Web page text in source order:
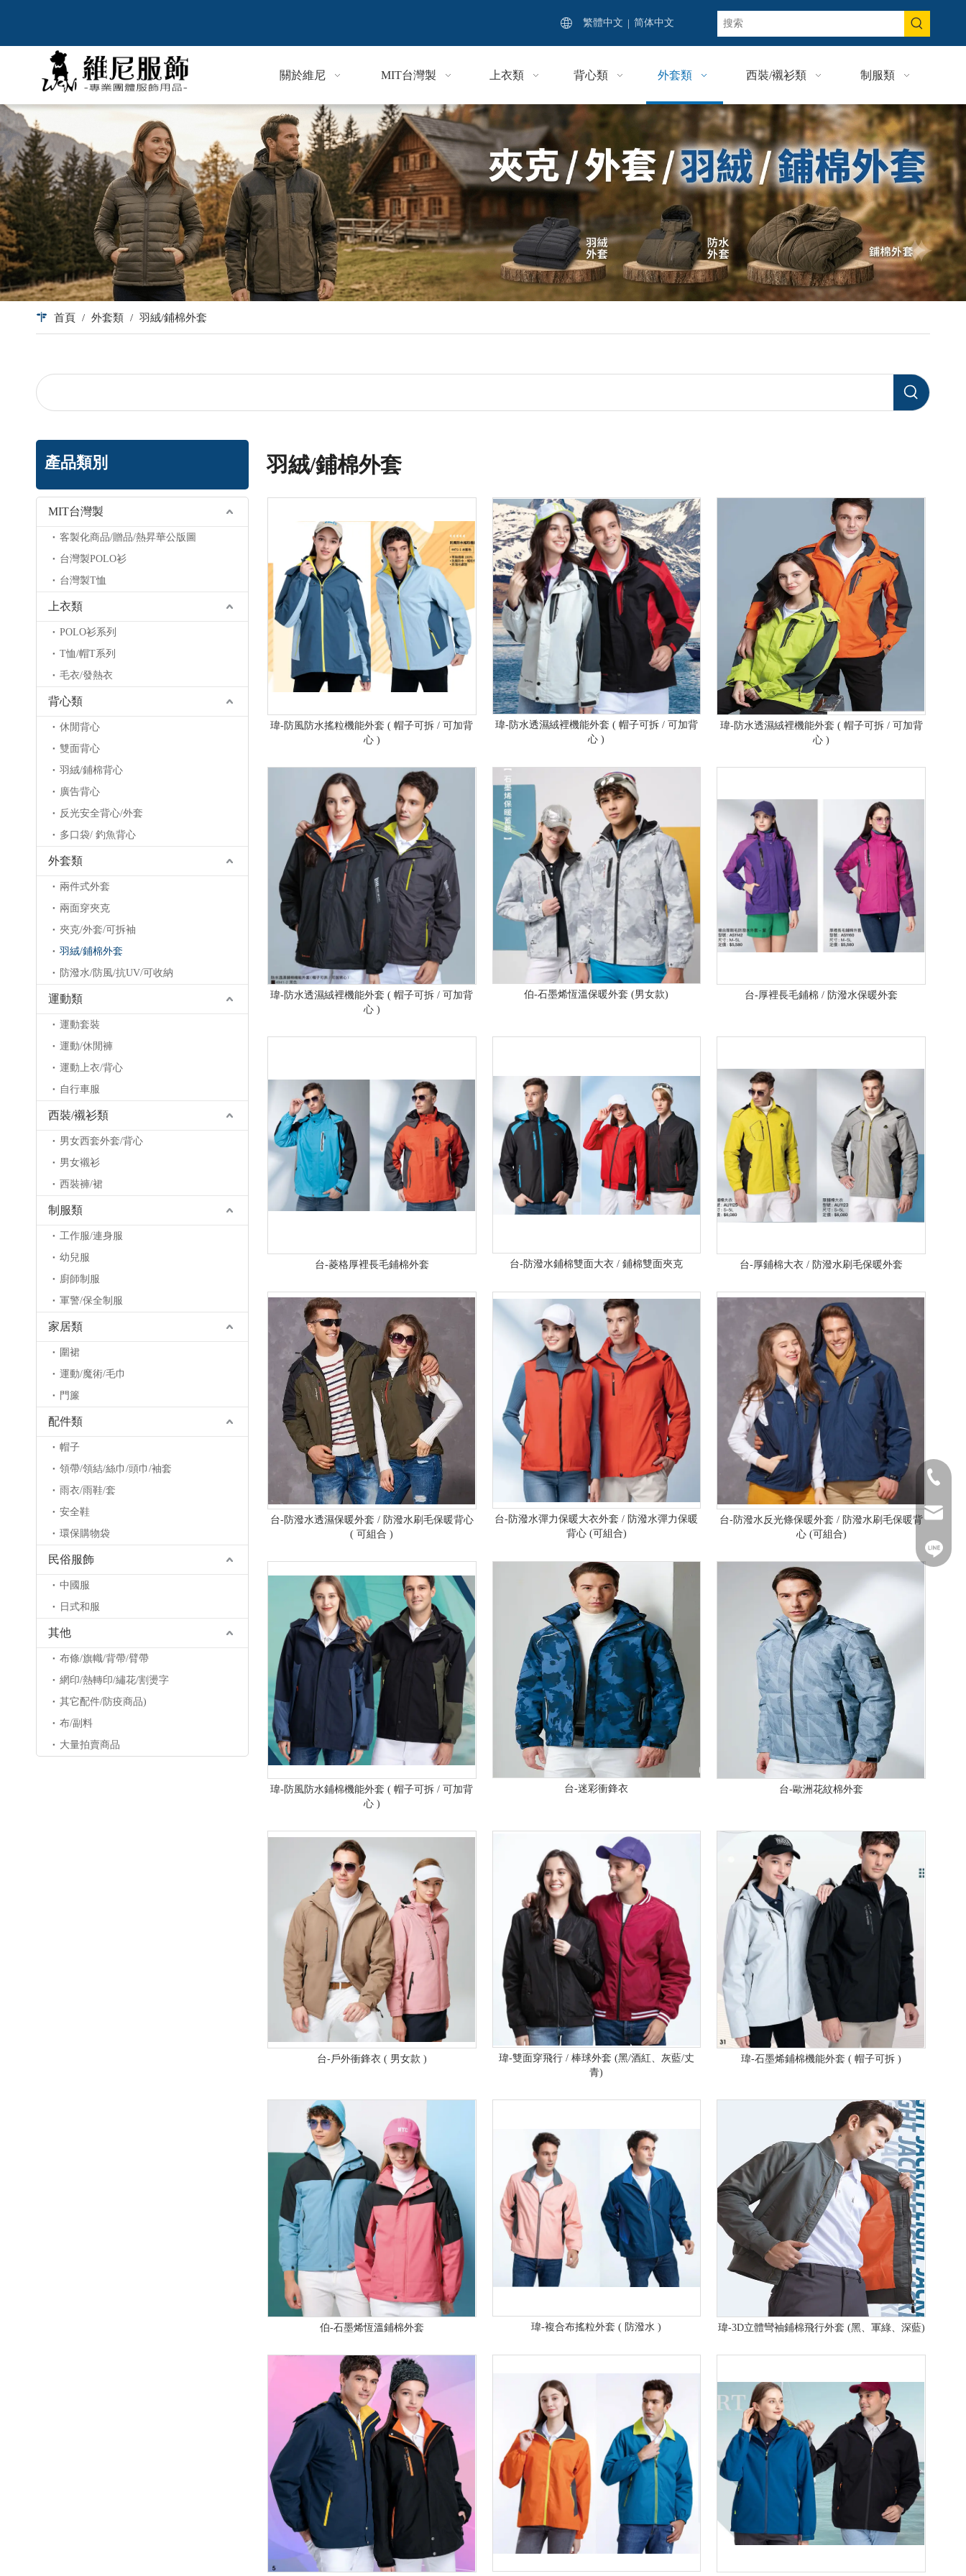
繁體中文 | 简体中文
關於維尼 MIT台灣製 上衣類 背心類 外套類 西裝/襯衫類 制服類
首頁 / 外套類 / 羽絨/鋪棉外套
產品類別
MIT台灣製
客製化商品/贈品/熱昇華公版圖
台灣製POLO衫
台灣製T恤
上衣類
POLO衫系列
T恤/帽T系列
毛衣/發熱衣
背心類
休閒背心
雙面背心
羽絨/鋪棉背心
廣告背心
反光安全背心/外套
多口袋/ 釣魚背心
外套類
兩件式外套
兩面穿夾克
夾克/外套/可拆袖
羽絨/鋪棉外套
防潑水/防風/抗UV/可收納
運動類
運動套裝
運動/休閒褲
運動上衣/背心
自行車服
西裝/襯衫類
男女西套外套/背心
男女襯衫
西裝褲/裙
制服類
工作服/連身服
幼兒服
廚師制服
軍警/保全制服
家居類
圍裙
運動/魔術/毛巾
門簾
配件類
帽子
領帶/領結/絲巾/頭巾/袖套
雨衣/雨鞋/套
安全鞋
環保購物袋
民俗服飾
中國服
日式和服
其他
布條/旗幟/背帶/臂帶
網印/熱轉印/繡花/割燙字
其它配件/防疫商品)
布/副料
大量拍賣商品
羽絨/鋪棉外套
瑋-防風防水搖粒機能外套 ( 帽子可拆 / 可加背
心 )
瑋-防水透濕絨裡機能外套 ( 帽子可拆 / 可加背
心 )
瑋-防水透濕絨裡機能外套 ( 帽子可拆 / 可加背
心 )
瑋-防水透濕絨裡機能外套 ( 帽子可拆 / 可加背
心 )
伯-石墨烯恆溫保暖外套 (男女款) 台-厚裡長毛鋪棉 / 防潑水保暖外套
台-菱格厚裡長毛鋪棉外套 台-防潑水鋪棉雙面大衣 / 鋪棉雙面夾克 台-厚鋪棉大衣 / 防潑水刷毛保暖外套
台-防潑水透濕保暖外套 / 防潑水刷毛保暖背心
( 可組合 )
台-防潑水彈力保暖大衣外套 / 防潑水彈力保暖
背心 (可組合)
台-防潑水反光條保暖外套 / 防潑水刷毛保暖背
心 (可組合)
瑋-防風防水鋪棉機能外套 ( 帽子可拆 / 可加背
心 )
台-迷彩衝鋒衣 台-歐洲花紋棉外套
台-戶外衝鋒衣 ( 男女款 )
瑋-雙面穿飛行 / 棒球外套 (黑/酒紅、灰藍/丈
青)
瑋-石墨烯鋪棉機能外套 ( 帽子可拆 )
伯-石墨烯恆溫鋪棉外套 瑋-複合布搖粒外套 ( 防潑水 ) 瑋-3D立體彎袖鋪棉飛行外套 (黑、軍綠、深藍)
02-2641-
weini.h88